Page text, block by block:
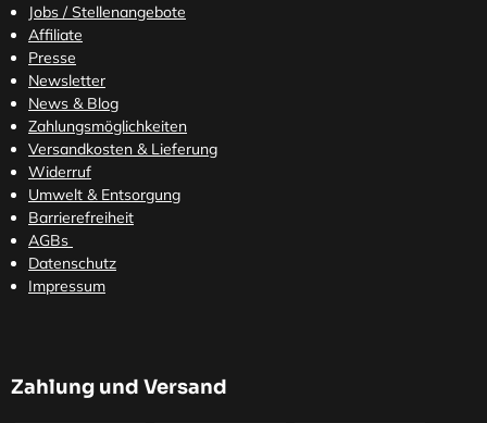
Jobs / Stellenangebote
Affiliate
Presse
Newsletter
News & Blog
Zahlungsmöglichkeiten
Versandkosten & Lieferung
Widerruf
Umwelt & Entsorgung
Barrierefreiheit
AGBs
Datenschutz
Impressum
Zahlung und Versand